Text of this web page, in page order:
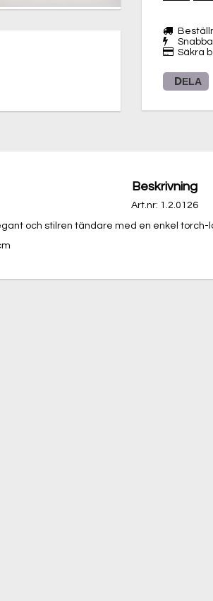
Säkra
DELA
Beskrivning
Art.nr: 1.2.0126
och stilren tändare med en enkel torch-